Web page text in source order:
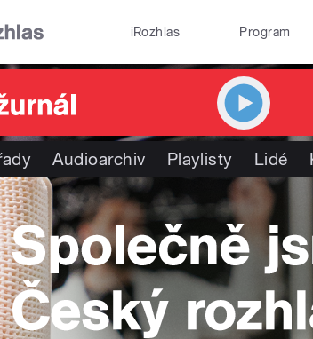
iRozhlas Program
Audioarchiv Playlisty Lidé